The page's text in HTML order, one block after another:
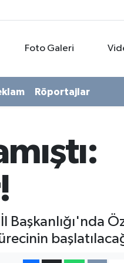
Foto Galeri
Röportajlar
İl Başkanlığı'nda